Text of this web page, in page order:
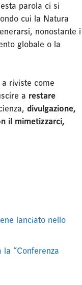
parola ci si
cui la Natura
nonostante i
globale o la
riviste come
a restare
divulgazione,
il mimetizzarci,
lanciato nello
“Conferenza